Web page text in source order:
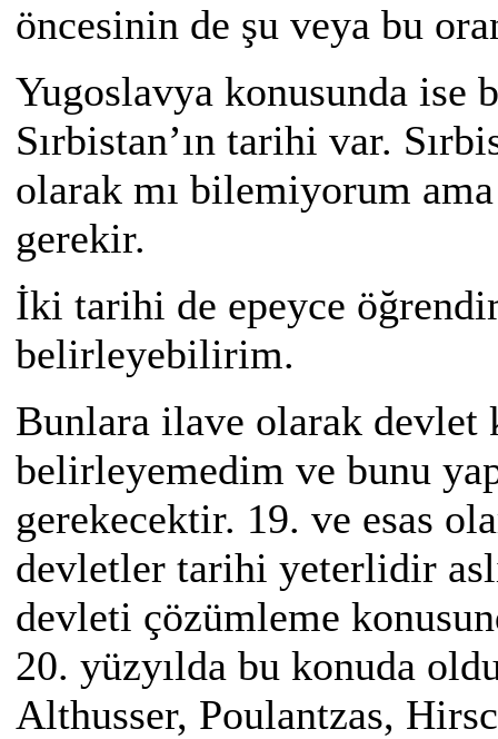
öncesinin de şu veya bu
Yugoslavya konusunda ise
Sırbistan’ın tarihi var.
olarak mı bilemiyorum
gerekir.
İki tarihi de epeyce
belirleyebilirim.
Bunlara ilave olarak devlet
belirleyemedim ve bunu
gerekecektir. 19. ve esas
devletler tarihi yeterlidir
devleti çözümleme
20. yüzyılda bu konuda
Althusser, Poulantzas,